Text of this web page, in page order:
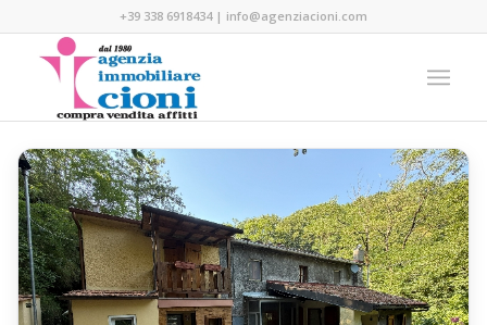
+39 338 6918434| info@agenziacioni.com